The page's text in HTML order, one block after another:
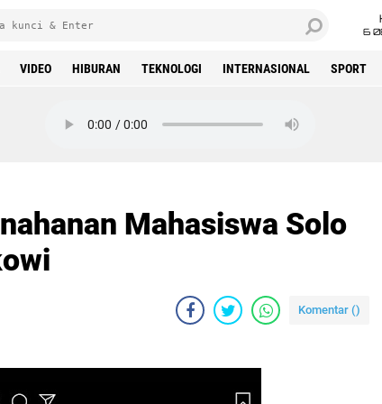
6
VIDEO HIBURAN TEKNOLOGI INTERNASIONAL SPORT
Mahasiswa Solo
Komentar ()